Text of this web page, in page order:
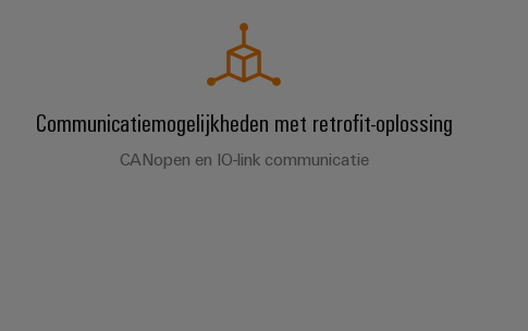
Communicatiemogelijkheden met retrofit-oplossing
CANopen en IO-link communicatie